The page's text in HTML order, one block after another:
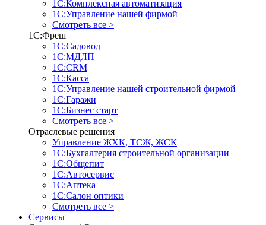
1С:Комплексная автоматизация
1С:Управление нашей фирмой
Смотреть все >
1С:Фреш
1С:Садовод
1С:МДЛП
1С:CRM
1С:Касса
1С:Управление нашей строительной фирмой
1С:Гаражи
1С:Бизнес старт
Смотреть все >
Отраслевые решения
Управление ЖХК, ТСЖ, ЖСК
1С:Бухгалтерия строительной организации
1С:Общепит
1С:Автосервис
1С:Аптека
1С:Салон оптики
Смотреть все >
Сервисы